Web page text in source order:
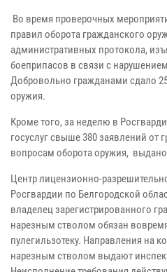
Во время проверочных
правил оборота гражданского
административных протокола,
боеприпасов в связи с
Добровольно гражданами сдало
оружия.
Кроме того, за неделю в
госуслуг свыше 380 заявлений от
вопросам оборота оружия,
Центр лицензионно-
Росгвардии по Белгородской
владелец зарегистрированного
нарезным стволом обязан
пулегильзотеку. Направления на
нарезным стволом выдают